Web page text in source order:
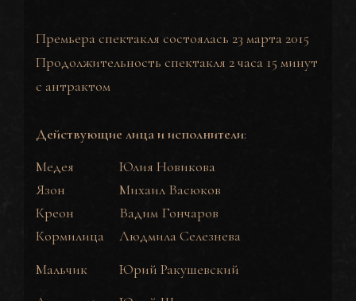
Премьера спектакля состоялась 23 марта 2015
Продолжительность спектакля 2 часа 15 минут
с антрактом
Действующие лица и исполнители:
Медея
Юлия Новикова
Язон
Михаил Васюков
Креон
Вадим Гончаров
Кормилица
Людмила Селезнева
Мальчик
Юрий Ракушевский